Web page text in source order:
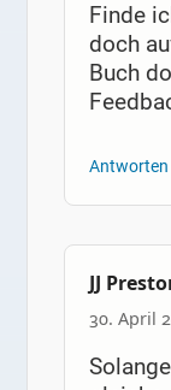
Finde
doch
Buch
Antworten
JJ
30. April